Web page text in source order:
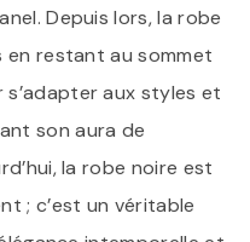
Depuis lors, la robe
en restant au sommet
aux styles et
son aura de
la robe noire est
; c’est un véritable